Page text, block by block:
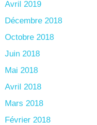
Avril 2019
Décembre 2018
Octobre 2018
Juin 2018
Mai 2018
Avril 2018
Mars 2018
Février 2018